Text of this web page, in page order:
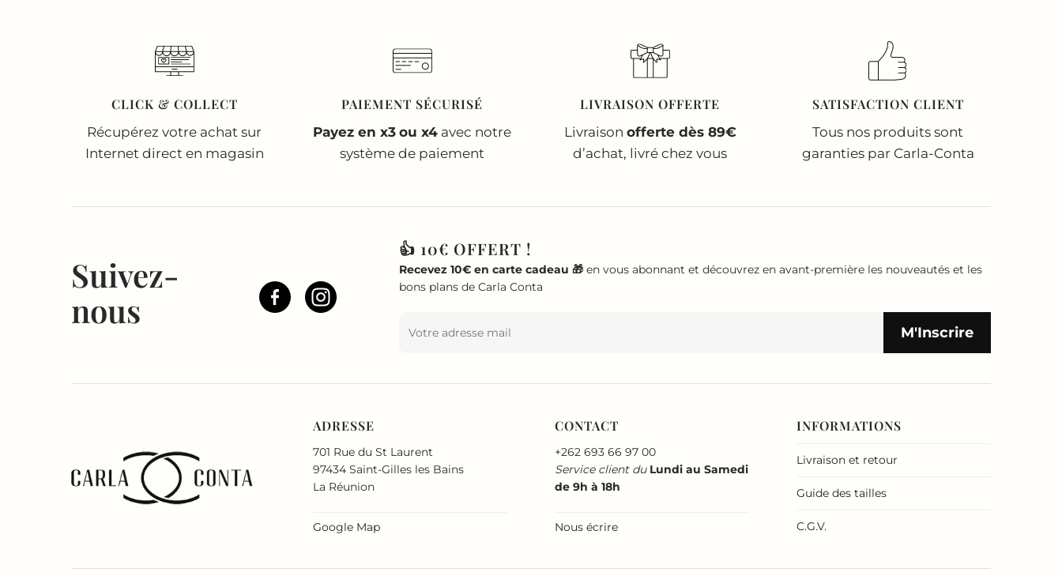
CLICK & COLLECT
Récupérez votre achat sur
Internet direct en magasin
PAIEMENT SÉCURISÉ
Payez en x3 ou x4 avec notre
système de paiement
LIVRAISON OFFERTE
Livraison offerte dès 89€
d’achat, livré chez vous
SATISFACTION CLIENT
Tous nos produits sont
garanties par Carla-Conta
Suivez-
nous
👍 10€ OFFERT !
Recevez 10€ en carte cadeau 🎁en vous abonnant et découvrez en avant-première les nouveautés et les
bons plans de Carla Conta
ADRESSE
701 Rue du St Laurent
97434 Saint-Gilles les Bains
La Réunion
Google Map
CONTACT
+262 693 66 97 00
Service client du Lundi au Samedi
de 9h à 18h
Nous écrire
INFORMATIONS
Livraison et retour
Guide des tailles
C.G.V.